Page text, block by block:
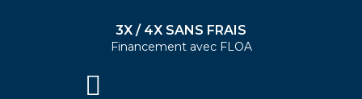
3X / 4X SANS FRAIS
Financement avec FLOA